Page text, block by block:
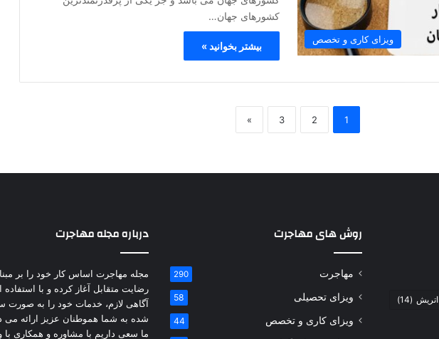
ویزای کاری و تخصص
کشورهای جهان…
بیشتر بخوانید »
1
2
3
»
اتریش (14)
روش های مهاجرت
مهاجرت 290
ویزای تحصیلی 58
ویزای کاری و تخصص 44
درباره مجله مهاجرت
مجله مهاجرت اساس کار خود را بر
رضایت متقابل آغاز کرده و با استفاده
آگاهی لازم، خدمات خود را به صورت
شده به شما هموطنان عزیز ارائه می
ما سعی داریم با مشاوره و همکاری با